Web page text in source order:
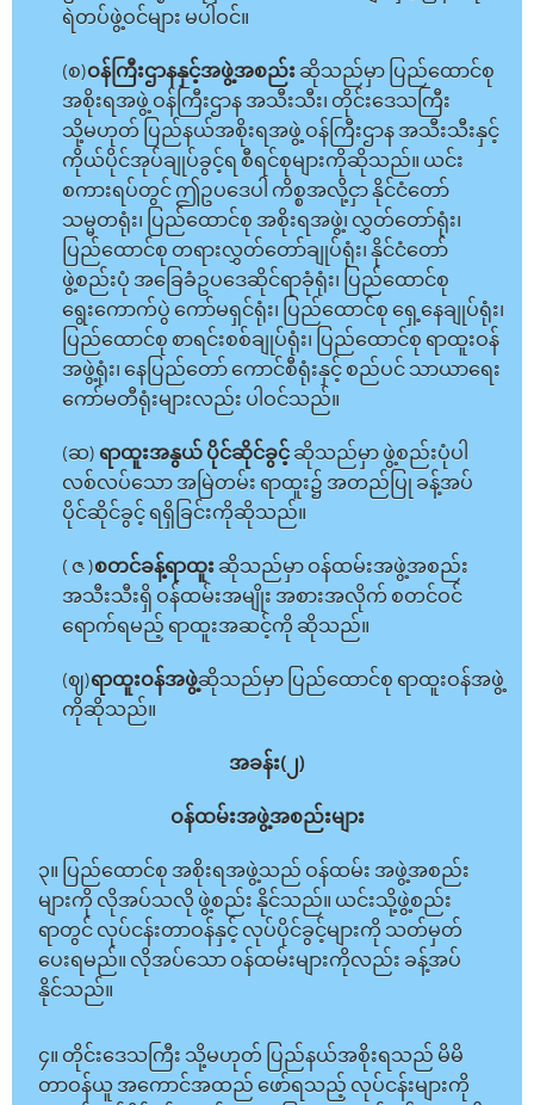
ရဲတပ်ဖွဲ့ဝင်များ မပါဝင်။
(စ)ဝန်ကြီးဌာနနှင့်အဖွဲ့အစည်း ဆိုသည်မှာ ပြည်ထောင်စု
အစိုးရအဖွဲ့ ဝန်ကြီးဌာန အသီးသီး၊ တိုင်းဒေသကြီး
သို့မဟုတ် ပြည်နယ်အစိုးရအဖွဲ့ ဝန်ကြီးဌာန အသီးသီးနှင့်
ကိုယ်ပိုင်အုပ်ချုပ်ခွင့်ရ စီရင်စုများကိုဆိုသည်။ ယင်း
စကားရပ်တွင် ဤဥပဒေပါ ကိစ္စအလို့ငှာ နိုင်ငံတော်
သမ္မတရုံး၊ ပြည်ထောင်စု အစိုးရအဖွဲ့၊ လွှတ်တော်ရုံး၊
ပြည်ထောင်စု တရားလွှတ်တော်ချုပ်ရုံး၊ နိုင်ငံတော်
ဖွဲ့စည်းပုံ အခြေခံဥပဒေဆိုင်ရာခုံရုံး၊ ပြည်ထောင်စု
ရွေးကောက်ပွဲ ကော်မရှင်ရုံး၊ ပြည်ထောင်စု ရှေ့နေချုပ်ရုံး၊
ပြည်ထောင်စု စာရင်းစစ်ချုပ်ရုံး၊ ပြည်ထောင်စု ရာထူးဝန်
အဖွဲ့ရုံး၊ နေပြည်တော် ကောင်စီရုံးနှင့် စည်ပင် သာယာရေး
ကော်မတီရုံးများလည်း ပါဝင်သည်။
(ဆ) ရာထူးအနွယ် ပိုင်ဆိုင်ခွင့် ဆိုသည်မှာ ဖွဲ့စည်းပုံပါ
လစ်လပ်သော အမြဲတမ်း ရာထူး၌ အတည်ပြု ခန့်အပ်
ပိုင်ဆိုင်ခွင့် ရရှိခြင်းကိုဆိုသည်။
( ဇ )စတင်ခန့်ရာထူး ဆိုသည်မှာ ဝန်ထမ်းအဖွဲ့အစည်း
အသီးသီးရှိ ဝန်ထမ်းအမျိုး အစားအလိုက် စတင်ဝင်
ရောက်ရမည့် ရာထူးအဆင့်ကို ဆိုသည်။
(ဈ)ရာထူးဝန်အဖွဲ့ဆိုသည်မှာ ပြည်ထောင်စု ရာထူးဝန်အဖွဲ့
ကိုဆိုသည်။
အခန်း(၂)
ဝန်ထမ်းအဖွဲ့အစည်းများ
၃။ ပြည်ထောင်စု အစိုးရအဖွဲ့သည် ဝန်ထမ်း အဖွဲ့အစည်း
များကို လိုအပ်သလို ဖွဲ့စည်း နိုင်သည်။ ယင်းသို့ဖွဲ့စည်း
ရာတွင် လုပ်ငန်းတာဝန်နှင့် လုပ်ပိုင်ခွင့်များကို သတ်မှတ်
ပေးရမည်။ လိုအပ်သော ဝန်ထမ်းများကိုလည်း ခန့်အပ်
နိုင်သည်။
၄။ တိုင်းဒေသကြီး သို့မဟုတ် ပြည်နယ်အစိုးရသည် မိမိ
တာဝန်ယူ အကောင်အထည် ဖော်ရသည့် လုပ်ငန်းများကို